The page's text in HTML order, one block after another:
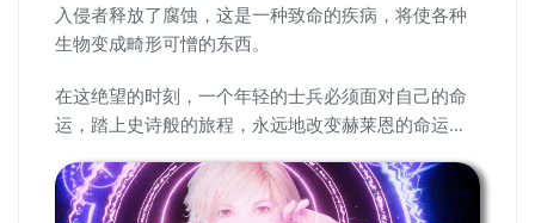
入侵者释放了腐蚀，这是一种致命的疾病，将使各种
生物变成畸形可憎的东西。
在这绝望的时刻，一个年轻的士兵必须面对自己的命
运，踏上史诗般的旅程，永远地改变赫莱恩的命运…